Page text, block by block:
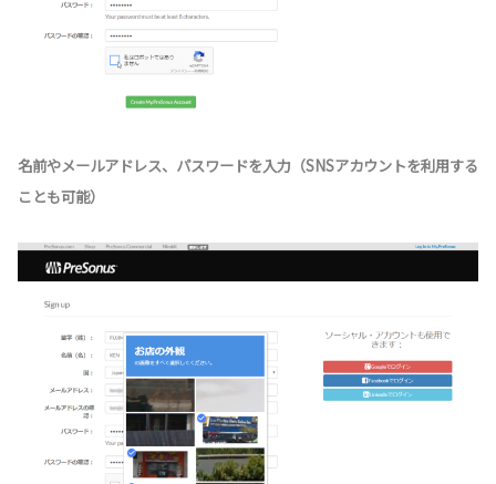
名前やメールアドレス、パスワードを入力（SNSアカウントを利用する
ことも可能）